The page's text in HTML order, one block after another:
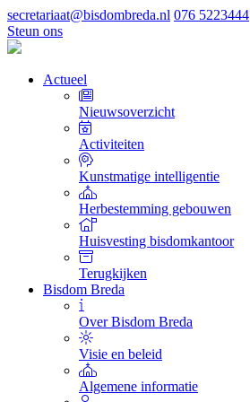
secretariaat@bisdombreda.nl 076 5223444
Steun ons
Actueel
Nieuwsoverzicht
Activiteiten
Kunstmatige intelligentie
Herbestemming gebouwen
Huisvesting bisdomkantoor
Terugkijken
Bisdom Breda
Over Bisdom Breda
Visie en beleid
Algemene informatie